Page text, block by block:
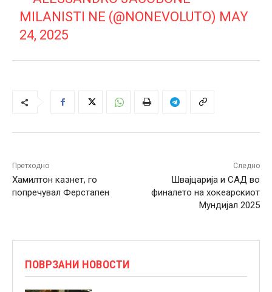
MILANISTI NE (@NONEVOLUTO) MAY
24, 2025
Претходно
Хамилтон казнет, го
попречувал Ферстапен
Следно
Швајцарија и САД во
финалето на хокеарскиот
Мундијал 2025
ПОВРЗАНИ НОВОСТИ